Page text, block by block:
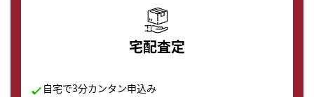
宅配査定
自宅で3分カンタン申込み